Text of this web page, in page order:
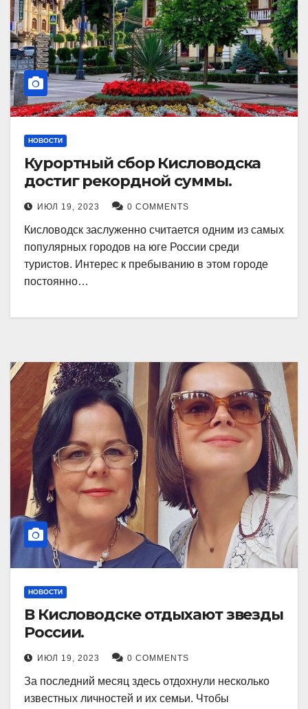
НОВОСТИ
Курортный сбор Кисловодска
достиг рекордной суммы.
ИЮЛ 19, 2023 0 COMMENTS
Кисловодск заслуженно считается одним из самых
популярных городов на юге России среди
туристов. Интерес к пребыванию в этом городе
постоянно…
НОВОСТИ
В Кисловодске отдыхают звезды
России.
ИЮЛ 19, 2023 0 COMMENTS
За последний месяц здесь отдохнули несколько
известных личностей и их семьи. Чтобы